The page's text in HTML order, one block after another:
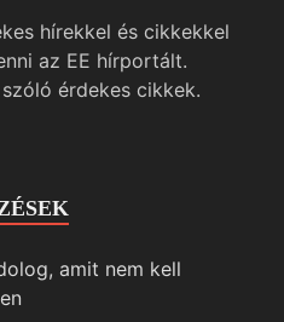
hírekkel és cikkekkel
az EE hírportált.
érdekes cikkek.
amit nem kell